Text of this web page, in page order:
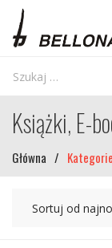
Książki, E-
Główna / Kategorie